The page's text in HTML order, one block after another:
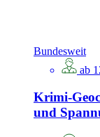
Bundesweit
ab
Krimi-
und